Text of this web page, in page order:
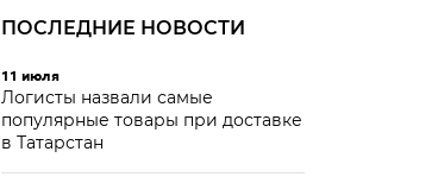
ПОСЛЕДНИЕ НОВОСТИ
11 июля
Логисты назвали самые
популярные товары при доставке
в Татарстан